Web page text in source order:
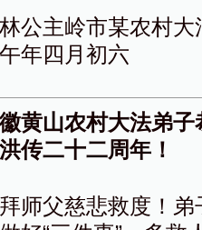
公主岭市某农村大
年四月初六
黄山农村大法弟
传二十二周年！
师父慈悲救度！